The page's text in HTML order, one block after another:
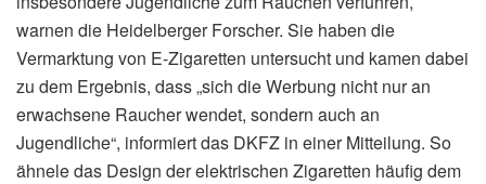
warnen die Heidelberger Forscher. Sie haben die
Vermarktung von E-Zigaretten untersucht und kamen dabei
zu dem Ergebnis, dass „sich die Werbung nicht nur an
erwachsene Raucher wendet, sondern auch an
Jugendliche“, informiert das DKFZ in einer Mitteilung. So
ähnele das Design der elektrischen Zigaretten häufig dem